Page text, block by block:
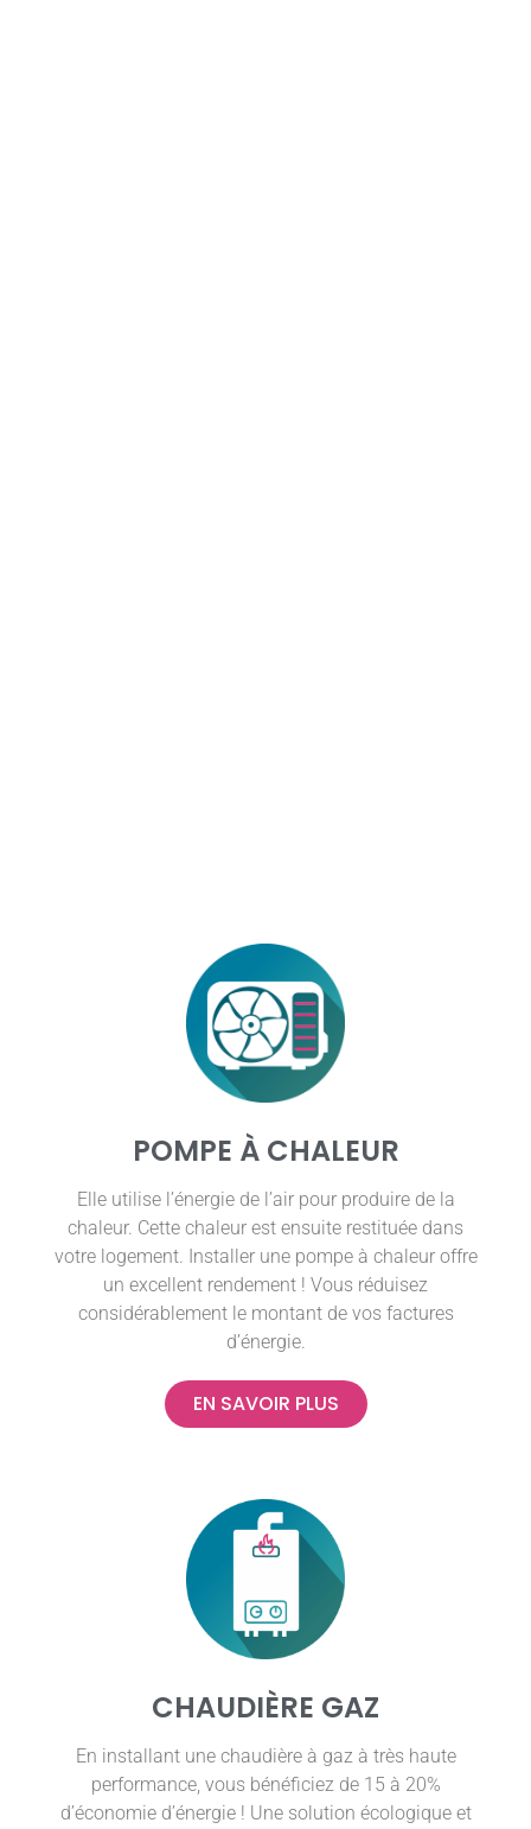
POMPE À CHALEUR
Elle utilise l’énergie de l’air pour produire de la
chaleur. Cette chaleur est ensuite restituée dans
votre logement. Installer une pompe à chaleur offre
un excellent rendement ! Vous réduisez
considérablement le montant de vos factures
d’énergie.
EN SAVOIR PLUS
CHAUDIÈRE GAZ
En installant une chaudière à gaz à très haute
performance, vous bénéficiez de 15 à 20%
d’économie d’énergie ! Une solution écologique et